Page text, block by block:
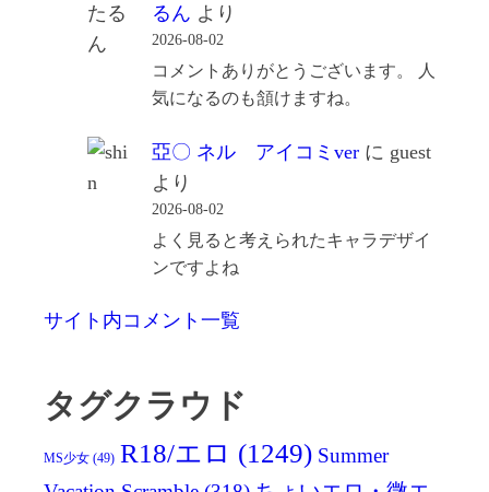
るん より
2026-08-02
コメントありがとうございます。 人
気になるのも頷けますね。
亞〇 ネル アイコミverに guest
より
2026-08-02
よく見ると考えられたキャラデザイ
ンですよね
サイト内コメント一覧
タグクラウド
MS少女 (49) R18/エロ (1249) Summer